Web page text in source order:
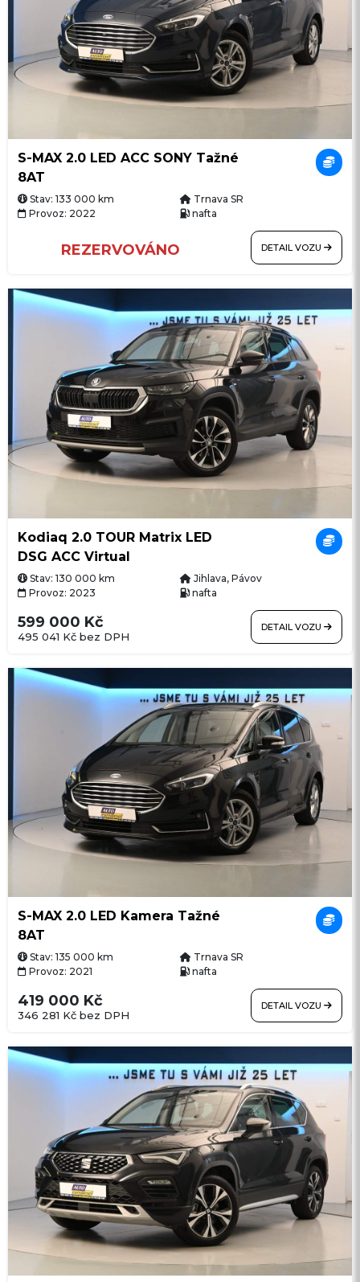
S-MAX 2.0 LED ACC SONY Tažné
8AT
Stav: 133 000 km
Trnava SR
Provoz: 2022
nafta
REZERVOVÁNO DETAIL VOZU
Kodiaq 2.0 TOUR Matrix LED
DSG ACC Virtual
Stav: 130 000 km
Jihlava, Pávov
Provoz: 2023
nafta
495 041 Kč bez DPH
599 000 Kč DETAIL VOZU
S-MAX 2.0 LED Kamera Tažné
8AT
Stav: 135 000 km
Trnava SR
Provoz: 2021
nafta
346 281 Kč bez DPH
419 000 Kč DETAIL VOZU